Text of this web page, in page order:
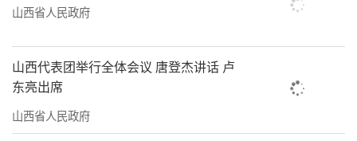
我来说，市场无边界，真诚是桥梁。
创业初期，我曾送出近300斤草莓，最终换
来超过80%的回头客。2024年，大棚开放采摘
体验，我在田边搭起茶台营造惬意环境。每逢
周末，城里的年轻父母带着孩子前来，总会惊
山西省人民政府
山西代表团举行全体会议 唐登杰讲话 卢
东亮出席
山西省人民政府